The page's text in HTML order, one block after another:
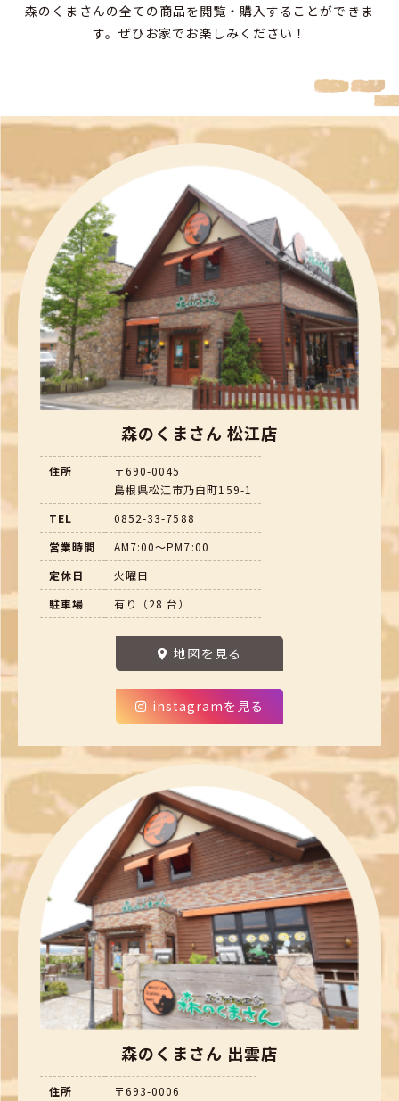
森のくまさんの全ての商品を閲覧・購入することができま
す。ぜひお家でお楽しみください！
森のくまさん 松江店
住所
〒690-0045
島根県松江市乃白町159-1
TEL
0852-33-7588
営業時間
AM7:00～PM7:00
定休日
火曜日
駐車場
有り（28 台）
地図を見る
instagramを見る
森のくまさん 出雲店
住所
〒693-0006